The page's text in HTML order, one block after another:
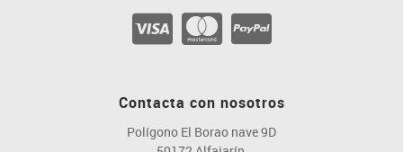
Contacta con nosotros
Polígono El Borao nave 9D